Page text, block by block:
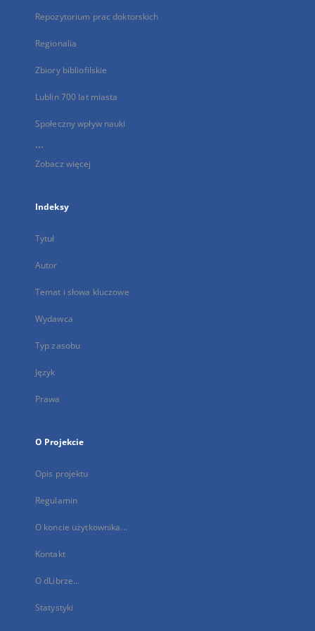
Repozytorium prac doktorskich
Regionalia
Zbiory bibliofilskie
Lublin 700 lat miasta
Społeczny wpływ nauki
...
Zobacz więcej
Indeksy
Tytuł
Autor
Temat i słowa kluczowe
Wydawca
Typ zasobu
Język
Prawa
O Projekcie
Opis projektu
Regulamin
O koncie użytkownika...
Kontakt
O dLibrze...
Statystyki